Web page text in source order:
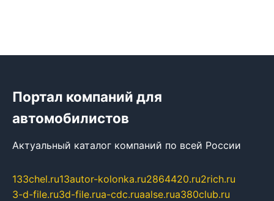
Портал компаний для
автомобилистов
Актуальный каталог компаний по всей России
133chel.ru13autor-kolonka.ru2864420.ru2rich.ru
3-d-file.ru3d-file.rua-cdc.ruaalse.rua380club.ru